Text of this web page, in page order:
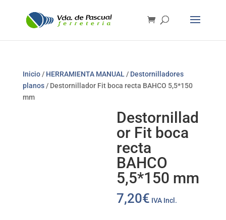
Inicio/ HERRAMIENTA MANUAL / Destornilladores
planos/ Destornillador Fit boca recta BAHCO 5,5*150
mm
Destornillad
or Fit boca
recta
BAHCO
5,5*150 mm
7,20€ IVA Incl.